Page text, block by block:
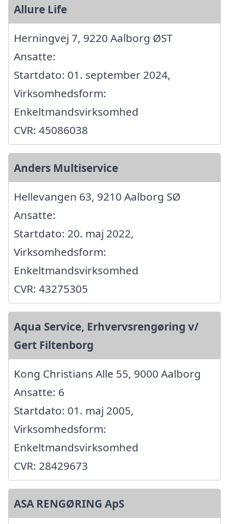
Allure Life
Herningvej 7, 9220 Aalborg ØST
Ansatte:
Startdato: 01. september 2024,
Virksomhedsform:
Enkeltmandsvirksomhed
CVR: 45086038
Anders Multiservice
Hellevangen 63, 9210 Aalborg SØ
Ansatte:
Startdato: 20. maj 2022,
Virksomhedsform:
Enkeltmandsvirksomhed
CVR: 43275305
Aqua Service, Erhvervsrengøring v/
Gert Filtenborg
Kong Christians Alle 55, 9000 Aalborg
Ansatte: 6
Startdato: 01. maj 2005,
Virksomhedsform:
Enkeltmandsvirksomhed
CVR: 28429673
ASA RENGØRING ApS